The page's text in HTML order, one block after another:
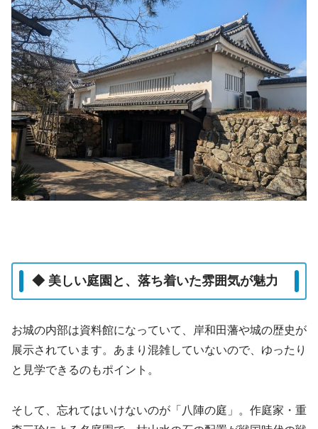
◆ 美しい庭園と、落ち着いた雰囲気が魅力
お城の内部は資料館になっていて、岸和田藩や城の歴史が
展示されています。あまり混雑していないので、ゆったり
と見学できるのもポイント。
そして、忘れてはいけないのが「八陣の庭」。作庭家・重